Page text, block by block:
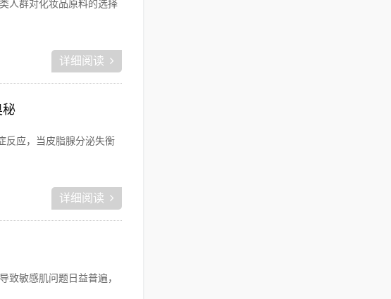
人群对化妆品原料的选择
详细阅读
秘
反应，当皮脂腺分泌失衡
详细阅读
致敏感肌问题日益普遍，